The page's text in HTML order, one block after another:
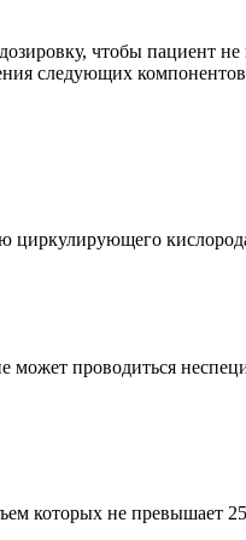
чтобы пациент
следующих
циркулирующего
может проводиться
которых не превышает